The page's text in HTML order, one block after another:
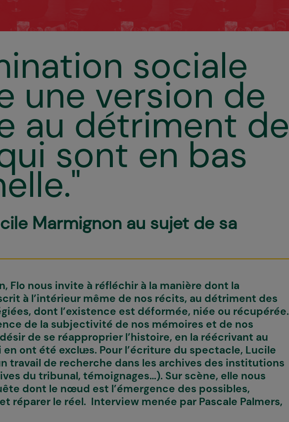
sociale
une version de
au détriment de
qui sont en bas
Marmignon au sujet de sa
Flo nous invite à réfléchir à la manière dont la
à l’intérieur même de nos récits, au détriment des
dont l’existence est déformée, niée ou récupérée.
de la subjectivité de nos mémoires et de nos
de se réapproprier l’histoire, en la réécrivant au
en ont été exclu·es. Pour l’écriture du spectacle, Lucile
travail de recherche dans les archives des institutions
du tribunal, témoignages…). Sur scène, elle nous
dont le nœud est l’émergence des possibles,
réparer le réel. Interview menée par Pascale Palmers,